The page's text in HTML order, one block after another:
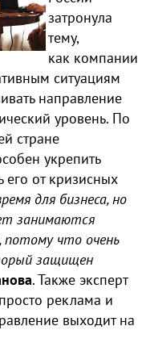
затронула
тему,
как компании
ситуациям
направление
уровень. По
стране
укрепить
от кризисных
для бизнеса, но
занимаются
что очень
защищен
. Также эксперт
реклама и
выходит на